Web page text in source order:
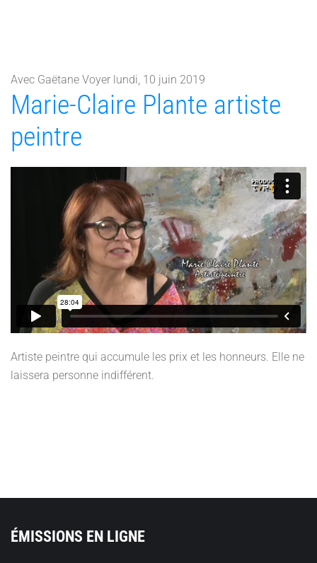
Avec Gaëtane Voyer lundi, 10 juin 2019
Marie-Claire Plante artiste
peintre
Artiste peintre qui accumule les prix et les honneurs. Elle ne
laissera personne indifférent.
ÉMISSIONS EN LIGNE